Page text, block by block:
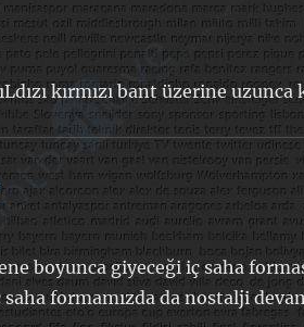
kırmızı bant üzerine
dedi
ki:
boyunca giyeceği iç saha
saha formamızda da nostalji